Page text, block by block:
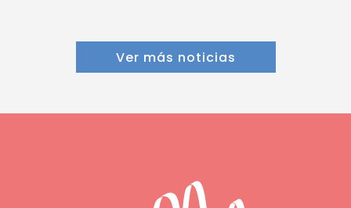
Ver más noticias